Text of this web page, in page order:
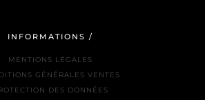
INFORMATIONS /
MENTIONS LÉGALES
GÉNÉRALES VENTES
DES DONNÉES